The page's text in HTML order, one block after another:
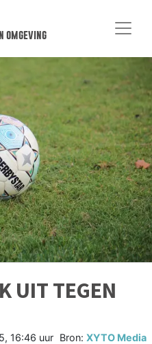
omgeving
UIT TEGEN
16:46 uur Bron: XYTO Media